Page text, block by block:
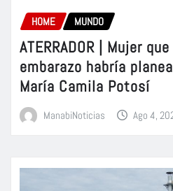
HOME MUNDO
ATERRADOR | Mujer
embarazo habría
María Camila Potosí
ManabiNoticias Ago 4,